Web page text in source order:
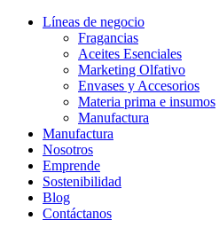
Líneas de negocio
Fragancias
Aceites Esenciales
Marketing Olfativo
Envases y Accesorios
Materia prima e insumos
Manufactura
Manufactura
Nosotros
Emprende
Sostenibilidad
Blog
Contáctanos